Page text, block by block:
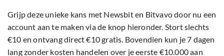
Grijp deze unieke kans met Newsbit en Bitvavo door nu een
account aan te maken via de knop hieronder. Stort slechts
€10 en ontvang direct €10 gratis. Bovendien kun je 7 dagen
lang zonder kosten handelen over je eerste €10.000 aan